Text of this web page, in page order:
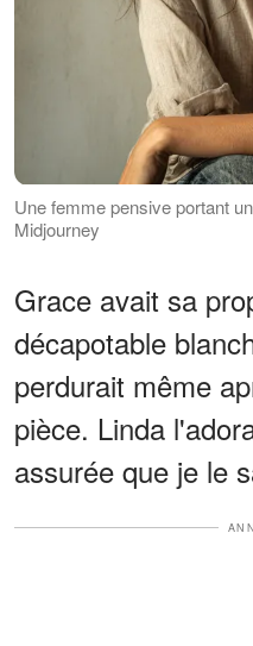
Une femme pensive portant
Midjourney
Grace avait sa
décapotable
perdurait même
pièce. Linda
assurée que je le